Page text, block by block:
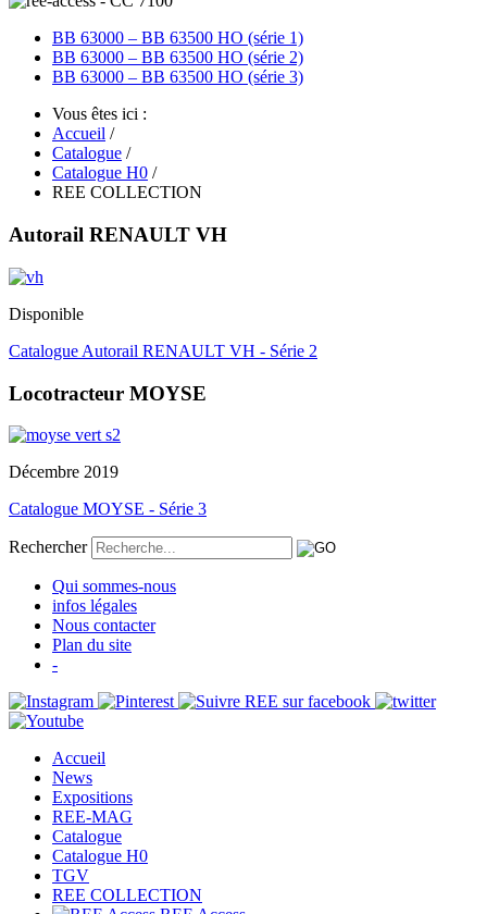
BB 63000 – BB 63500 HO (série 1)
BB 63000 – BB 63500 HO (série 2)
BB 63000 – BB 63500 HO (série 3)
Vous êtes ici :
Accueil /
Catalogue /
Catalogue H0 /
REE COLLECTION
Autorail RENAULT VH
Disponible
Catalogue Autorail RENAULT VH - Série 2
Locotracteur MOYSE
Décembre 2019
Catalogue MOYSE - Série 3
Rechercher
Qui sommes-nous
infos légales
Nous contacter
Plan du site
-
Accueil
News
Expositions
REE-MAG
Catalogue
Catalogue H0
TGV
REE COLLECTION